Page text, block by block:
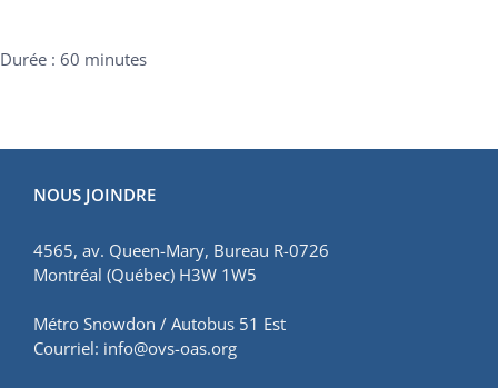
Durée : 60 minutes
NOUS JOINDRE
4565, av. Queen-Mary, Bureau R-0726
Montréal (Québec) H3W 1W5
Métro Snowdon / Autobus 51 Est
Courriel: info@ovs-oas.org